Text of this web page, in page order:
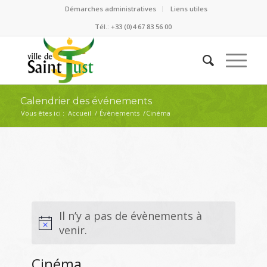
Démarches administratives
Liens utiles
Tél.: +33 (0)4 67 83 56 00
Calendrier des événements
Vous êtes ici : Accueil / Évènements /Cinéma
Il n’y a pas de évènements à
venir.